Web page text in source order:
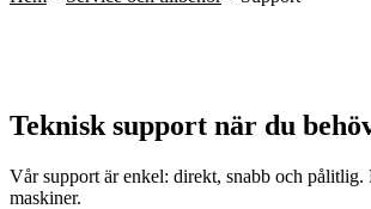
Teknisk support när du
Vår support är enkel: direkt, snabb och pålitlig.
maskiner.